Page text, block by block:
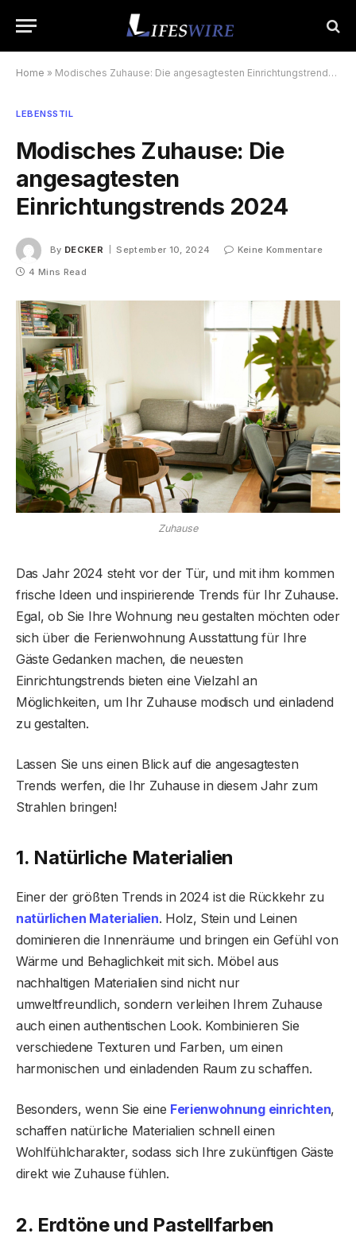
Home » Modisches Zuhause: Die angesagtesten Einrichtungstrends 2024
LEBENSSTIL
Modisches Zuhause: Die
angesagtesten
Einrichtungstrends 2024
By DECKER September 10, 2024
Keine Kommentare
4 Mins Read
Zuhause
Das Jahr 2024 steht vor der Tür, und mit ihm kommen
frische Ideen und inspirierende Trends für Ihr Zuhause.
Egal, ob Sie Ihre Wohnung neu gestalten möchten oder
sich über die Ferienwohnung Ausstattung für Ihre
Gäste Gedanken machen, die neuesten
Einrichtungstrends bieten eine Vielzahl an
Möglichkeiten, um Ihr Zuhause modisch und einladend
zu gestalten.
Lassen Sie uns einen Blick auf die angesagtesten
Trends werfen, die Ihr Zuhause in diesem Jahr zum
Strahlen bringen!
1. Natürliche Materialien
Einer der größten Trends in 2024 ist die Rückkehr zu
natürlichen Materialien. Holz, Stein und Leinen
dominieren die Innenräume und bringen ein Gefühl von
Wärme und Behaglichkeit mit sich. Möbel aus
nachhaltigen Materialien sind nicht nur
umweltfreundlich, sondern verleihen Ihrem Zuhause
auch einen authentischen Look. Kombinieren Sie
verschiedene Texturen und Farben, um einen
harmonischen und einladenden Raum zu schaffen.
Besonders, wenn Sie eine Ferienwohnung einrichten,
schaffen natürliche Materialien schnell einen
Wohlfühlcharakter, sodass sich Ihre zukünftigen Gäste
direkt wie Zuhause fühlen.
2. Erdtöne und Pastellfarben